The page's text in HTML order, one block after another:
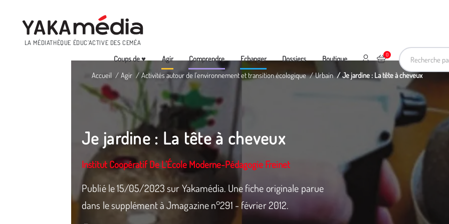
LA MÉDIATHÈQUE ÉDUC’ACTIVE DES CEMÉA
Recherche
Menu
Coups de ♥ Agir Comprendre Echanger Dossiers Boutique 0
Ajouter au panier
Mon compte
Accueil Agir Activités autour de l'environnement et transition écologique Urbain Je jardine : La tête à cheveux
Je jardine : La tête à cheveux
Institut Coopératif De L’École Moderne-Pédagogie Freinet
Publié le 15/05/2023 sur Yakamédia. Une fiche originale parue
dans le supplément à Jmagazine n°291 - février 2012.